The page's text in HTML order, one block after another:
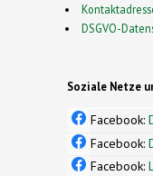
DSGVO-
Soziale Netze
Facebook:
Facebook:
Facebook: